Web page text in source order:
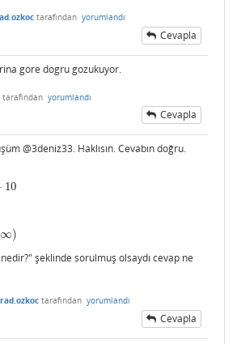
tarafından yorumlandı
Cevapla
gore dogru gozukuyor.
tarafından yorumlandı
Cevapla
@3deniz33. Haklısın. Cevabın doğru.
10
∞)
şeklinde sorulmuş olsaydı cevap ne
tarafından yorumlandı
Cevapla